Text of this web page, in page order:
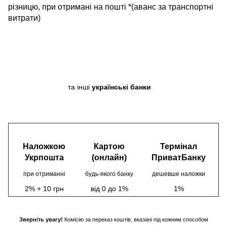
різницю, при отримані на пошті *(аванс за транспортні
витрати)
та інші українські банки
Наложкою
Укрпошта
Картою
(онлайн)
Термінал
ПриватБанку
при отриманні будь-якого банку дешевше наложки
2% + 10 грн від 0 до 1% 1%
Зверніть увагу! Комісію за переказ коштів, вказані під кожним способом